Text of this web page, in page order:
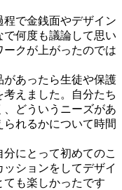
で金銭面やデザイン
何度も議論して思い
クが上がったのでは
あったら生徒や保護
えました。自分たち
どういうニーズがあ
れるかについて時間
にとって初めてのこ
ションをしてデザイ
ても楽しかったです